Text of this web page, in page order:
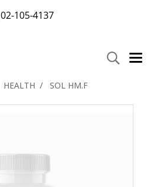
02-105-4137
HEALTH SOL HM.F